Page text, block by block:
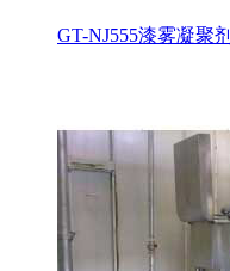
GT-NJ555漆雾凝聚剂